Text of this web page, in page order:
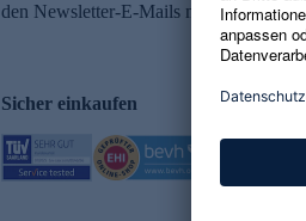
den Newsletter-E-Mails möglich.
Sicher einkaufen